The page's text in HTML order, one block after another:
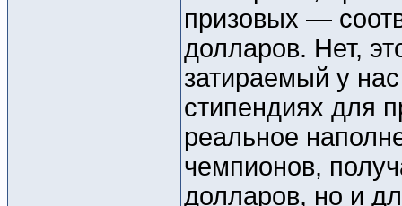
призовых —
долларов. Нет,
затираемый у
стипендиях для
реальное
чемпионов,
долларов, но и